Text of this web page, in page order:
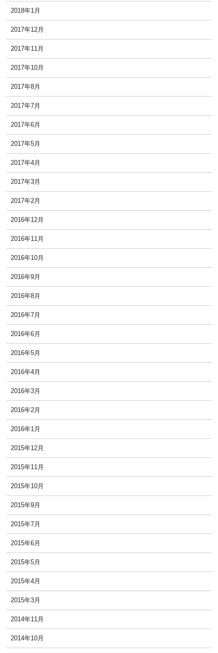
2018年1月
2017年12月
2017年11月
2017年10月
2017年8月
2017年7月
2017年6月
2017年5月
2017年4月
2017年3月
2017年2月
2016年12月
2016年11月
2016年10月
2016年9月
2016年8月
2016年7月
2016年6月
2016年5月
2016年4月
2016年3月
2016年2月
2016年1月
2015年12月
2015年11月
2015年10月
2015年9月
2015年7月
2015年6月
2015年5月
2015年4月
2015年3月
2014年11月
2014年10月